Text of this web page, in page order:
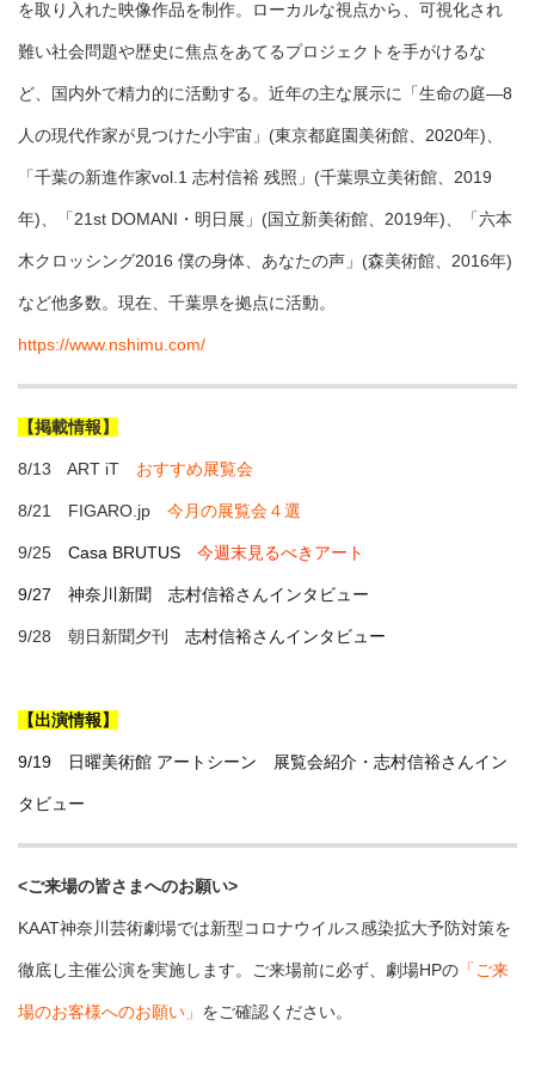
を取り入れた映像作品を制作。ローカルな視点から、可視化され
難い社会問題や歴史に焦点をあてるプロジェクトを手がけるな
ど、国内外で精力的に活動する。近年の主な展示に「生命の庭―8
人の現代作家が見つけた小宇宙」(東京都庭園美術館、2020年)、
「千葉の新進作家vol.1 志村信裕 残照」(千葉県立美術館、2019
年)、「21st DOMANI・明日展」(国立新美術館、2019年)、「六本
木クロッシング2016 僕の身体、あなたの声」(森美術館、2016年)
など他多数。現在、千葉県を拠点に活動。
https://www.nshimu.com/
【掲載情報】
8/13 ART iT おすすめ展覧会
8/21 FIGARO.jp 今月の展覧会４選
9/25 Casa BRUTUS 今週末見るべきアート
9/27 神奈川新聞 志村信裕さんインタビュー
9/28 朝日新聞夕刊 志村信裕さんインタビュー
【出演情報】
9/19 日曜美術館 アートシーン 展覧会紹介・志村信裕さんイン
タビュー
<ご来場の皆さまへのお願い>
KAAT神奈川芸術劇場では新型コロナウイルス感染拡大予防対策を
徹底し主催公演を実施します。ご来場前に必ず、劇場HPの 「ご来
場のお客様へのお願い」 をご確認ください。